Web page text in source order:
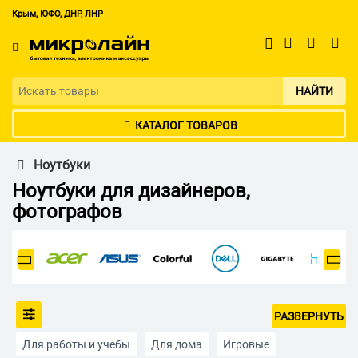
Крым, ЮФО, ДНР, ЛНР
НАЙТИ
КАТАЛОГ ТОВАРОВ
Ноутбуки
Ноутбуки для дизайнеров,
фотографов
Для работы и учебы Для дома Игровые
РАЗВЕРНУТЬ